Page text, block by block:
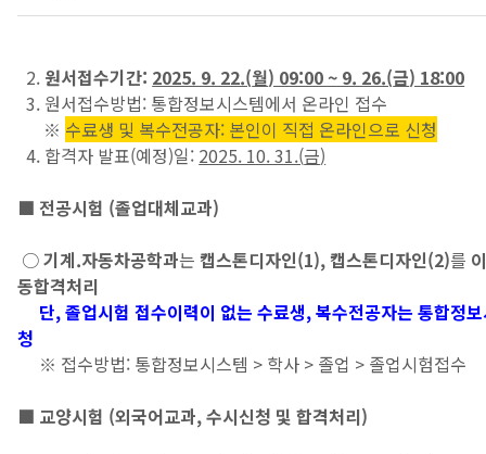
2. 원서접수기간: 2025. 9. 22.(월) 09:00 ~ 9. 26.(금) 18:00
3. 원서접수방법: 통합정보시스템에서 온라인 접수
※ 수료생 및 복수전공자: 본인이 직접 온라인으로 신청
4. 합격자 발표(예정)일: 2025. 10. 31.(금)
■ 전공시험 (졸업대체교과)
○기계.자동차공학과는캡스톤디자인(1), 캡스톤디자인(2)를
동합격처리
단, 졸업시험 접수이력이 없는 수료생, 복수전공자는 통합정
청
※ 접수방법: 통합정보시스템 > 학사 > 졸업 > 졸업시험접수
■ 교양시험 (외국어교과, 수시신청 및 합격처리)